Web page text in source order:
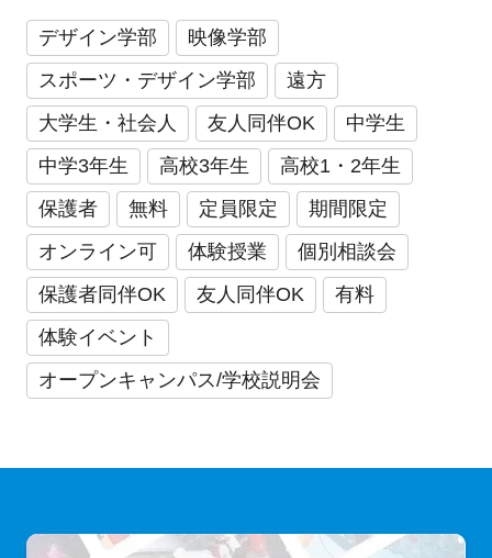
デザイン学部
映像学部
スポーツ・デザイン学部
遠方
大学生・社会人
友人同伴OK
中学生
中学3年生
高校3年生
高校1・2年生
保護者
無料 定員限定
期間限定
オンライン可
体験授業
個別相談会
保護者同伴OK
友人同伴OK
有料
体験イベント
オープンキャンパス/学校説明会